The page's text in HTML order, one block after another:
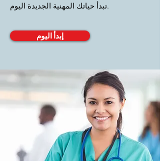
تبدأ حياتك المهنية الجديدة اليوم.
إبدأ اليوم